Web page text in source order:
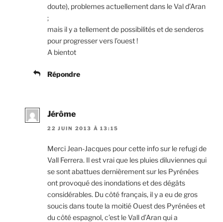
doute), problemes actuellement dans le Val d’Aran
;
mais il y a tellement de possibilités et de senderos
pour progresser vers l’ouest !
A bientot
Répondre
Jérôme
22 JUIN 2013 À 13:15
Merci Jean-Jacques pour cette info sur le refugi de
Vall Ferrera. Il est vrai que les pluies diluviennes qui
se sont abattues dernièrement sur les Pyrénées
ont provoqué des inondations et des dégâts
considérables. Du côté français, il y a eu de gros
soucis dans toute la moitié Ouest des Pyrénées et
du côté espagnol, c’est le Vall d’Aran qui a